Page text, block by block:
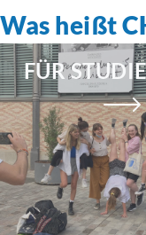
Was heißt
FÜR